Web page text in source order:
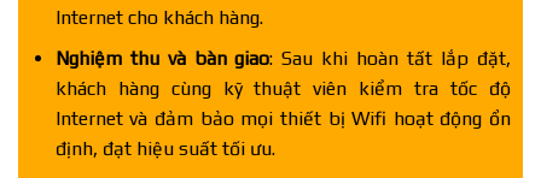
Internet cho khách hàng.
Nghiệm thu và bàn giao: Sau khi hoàn tất lắp đặt,
khách hàng cùng kỹ thuật viên kiểm tra tốc độ
Internet và đảm bảo mọi thiết bị Wifi hoạt động ổn
định, đạt hiệu suất tối ưu.